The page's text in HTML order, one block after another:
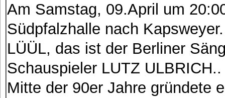
Am Samstag, 09.April um
Südpfalzhalle nach Kapsweyer.
LÜÜL, das ist der Berliner
Schauspieler LUTZ ULBRICH..
Mitte der 90er Jahre gründete